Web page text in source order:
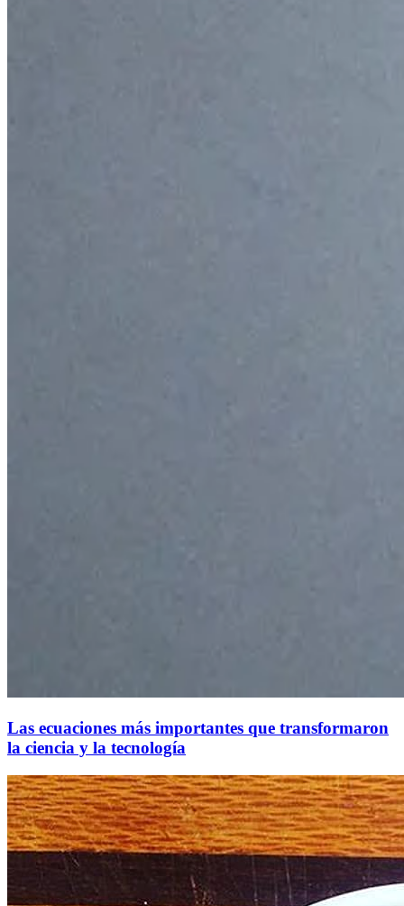
Las ecuaciones más importantes que transformaron
la ciencia y la tecnología